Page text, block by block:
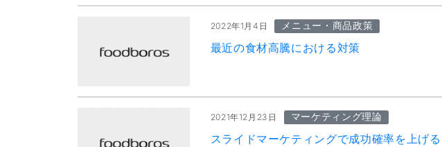
2022年1月4日 メニュー・商品政策
最近の食材高騰における対策
2021年12月23日 マーケティング理論
スライドマーケティングで成功確率を上げる